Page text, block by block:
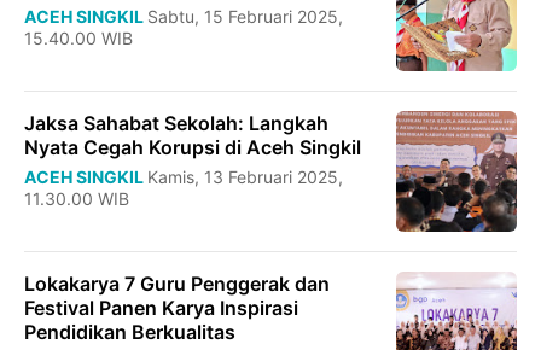
ACEH SINGKIL Sabtu, 15 Februari 2025,
15.40.00 WIB
Jaksa Sahabat Sekolah: Langkah
Nyata Cegah Korupsi di Aceh Singkil
ACEH SINGKIL Kamis, 13 Februari 2025,
11.30.00 WIB
Lokakarya 7 Guru Penggerak dan
Festival Panen Karya Inspirasi
Pendidikan Berkualitas